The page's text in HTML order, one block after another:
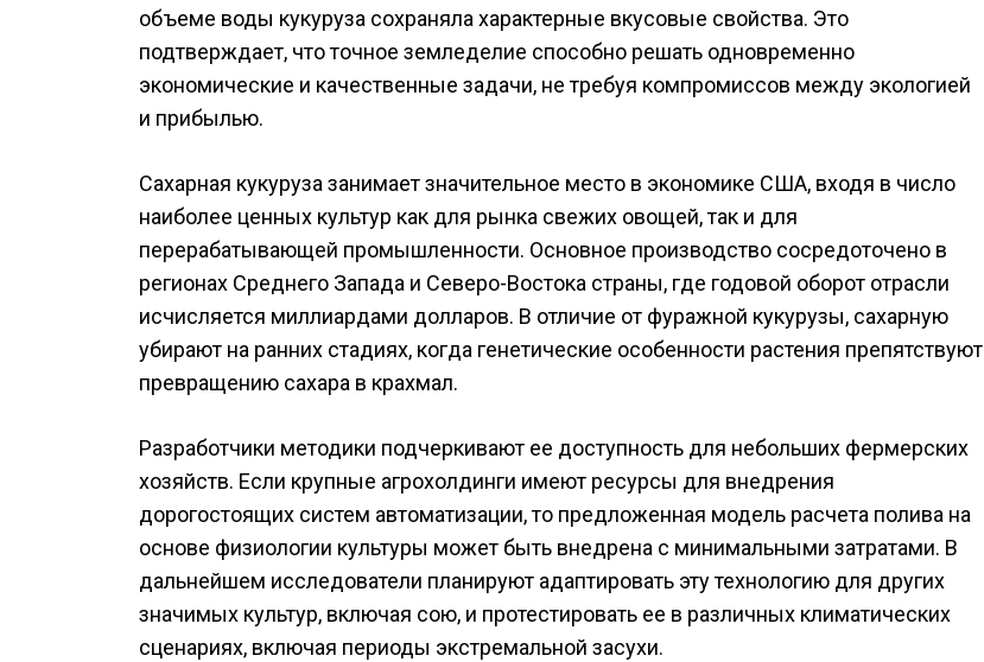
объеме воды кукуруза сохраняла характерные вкусовые свойства. Это
подтверждает, что точное земледелие способно решать одновременно
экономические и качественные задачи, не требуя компромиссов между экологией
и прибылью.
Сахарная кукуруза занимает значительное место в экономике США, входя в число
наиболее ценных культур как для рынка свежих овощей, так и для
перерабатывающей промышленности. Основное производство сосредоточено в
регионах Среднего Запада и Северо-Востока страны, где годовой оборот отрасли
исчисляется миллиардами долларов. В отличие от фуражной кукурузы, сахарную
убирают на ранних стадиях, когда генетические особенности растения препятствуют
превращению сахара в крахмал.
Разработчики методики подчеркивают ее доступность для небольших фермерских
хозяйств. Если крупные агрохолдинги имеют ресурсы для внедрения
дорогостоящих систем автоматизации, то предложенная модель расчета полива на
основе физиологии культуры может быть внедрена с минимальными затратами. В
дальнейшем исследователи планируют адаптировать эту технологию для других
значимых культур, включая сою, и протестировать ее в различных климатических
сценариях, включая периоды экстремальной засухи.